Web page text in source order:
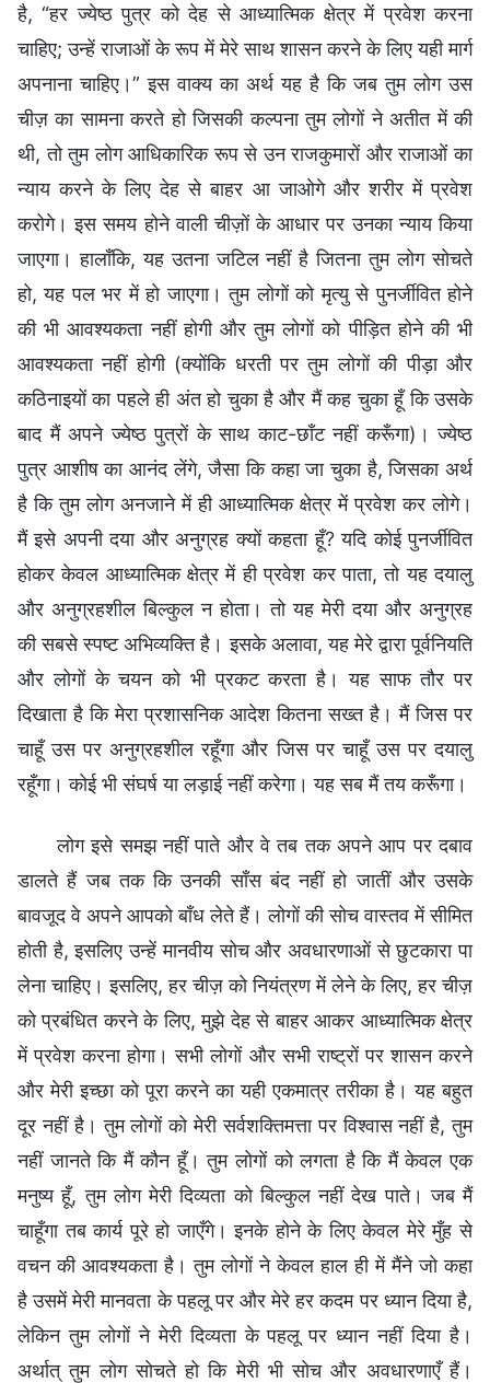
है, “हर ज्येष्ठ पुत्र को देह से आध्यात्मिक क्षेत्र में प्रवेश करना
चाहिए; उन्हें राजाओं के रूप में मेरे साथ शासन करने के लिए यही मार्ग
अपनाना चाहिए।” इस वाक्य का अर्थ यह है कि जब तुम लोग उस
चीज़ का सामना करते हो जिसकी कल्पना तुम लोगों ने अतीत में की
थी, तो तुम लोग आधिकारिक रूप से उन राजकुमारों और राजाओं का
न्याय करने के लिए देह से बाहर आ जाओगे और शरीर में प्रवेश
करोगे। इस समय होने वाली चीज़ों के आधार पर उनका न्याय किया
जाएगा। हालाँकि, यह उतना जटिल नहीं है जितना तुम लोग सोचते
हो, यह पल भर में हो जाएगा। तुम लोगों को मृत्यु से पुनर्जीवित होने
की भी आवश्यकता नहीं होगी और तुम लोगों को पीड़ित होने की भी
आवश्यकता नहीं होगी (क्योंकि धरती पर तुम लोगों की पीड़ा और
कठिनाइयों का पहले ही अंत हो चुका है और मैं कह चुका हूँ कि उसके
बाद मैं अपने ज्येष्ठ पुत्रों के साथ काट-छाँट नहीं करूँगा)। ज्येष्ठ
पुत्र आशीष का आनंद लेंगे, जैसा कि कहा जा चुका है, जिसका अर्थ
है कि तुम लोग अनजाने में ही आध्यात्मिक क्षेत्र में प्रवेश कर लोगे।
मैं इसे अपनी दया और अनुग्रह क्यों कहता हूँ? यदि कोई पुनर्जीवित
होकर केवल आध्यात्मिक क्षेत्र में ही प्रवेश कर पाता, तो यह दयालु
और अनुग्रहशील बिल्कुल न होता। तो यह मेरी दया और अनुग्रह
की सबसे स्पष्ट अभिव्यक्ति है। इसके अलावा, यह मेरे द्वारा पूर्वनियति
और लोगों के चयन को भी प्रकट करता है। यह साफ तौर पर
दिखाता है कि मेरा प्रशासनिक आदेश कितना सख्त है। मैं जिस पर
चाहूँ उस पर अनुग्रहशील रहूँगा और जिस पर चाहूँ उस पर दयालु
रहूँगा। कोई भी संघर्ष या लड़ाई नहीं करेगा। यह सब मैं तय करूँगा।
लोग इसे समझ नहीं पाते और वे तब तक अपने आप पर दबाव
डालते हैं जब तक कि उनकी साँस बंद नहीं हो जातीं और उसके
बावजूद वे अपने आपको बाँध लेते हैं। लोगों की सोच वास्तव में सीमित
होती है, इसलिए उन्हें मानवीय सोच और अवधारणाओं से छुटकारा पा
लेना चाहिए। इसलिए, हर चीज़ को नियंत्रण में लेने के लिए, हर चीज़
को प्रबंधित करने के लिए, मुझे देह से बाहर आकर आध्यात्मिक क्षेत्र
में प्रवेश करना होगा। सभी लोगों और सभी राष्ट्रों पर शासन करने
और मेरी इच्छा को पूरा करने का यही एकमात्र तरीका है। यह बहुत
दूर नहीं है। तुम लोगों को मेरी सर्वशक्तिमत्ता पर विश्वास नहीं है, तुम
नहीं जानते कि मैं कौन हूँ। तुम लोगों को लगता है कि मैं केवल एक
मनुष्य हूँ, तुम लोग मेरी दिव्यता को बिल्कुल नहीं देख पाते। जब मैं
चाहूँगा तब कार्य पूरे हो जाएँगे। इनके होने के लिए केवल मेरे मुँह से
वचन की आवश्यकता है। तुम लोगों ने केवल हाल ही में मैंने जो कहा
है उसमें मेरी मानवता के पहलू पर और मेरे हर कदम पर ध्यान दिया है,
लेकिन तुम लोगों ने मेरी दिव्यता के पहलू पर ध्यान नहीं दिया है।
अर्थात् तुम लोग सोचते हो कि मेरी भी सोच और अवधारणाएँ हैं।